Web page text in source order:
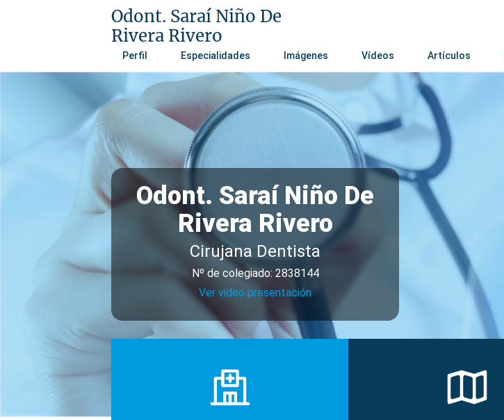
Odont. Saraí Niño De
Rivera Rivero
Perfil Especialidades Imágenes Vídeos Artículos
Odont. Saraí Niño De
Rivera Rivero
Cirujana Dentista
Nº de colegiado: 2838144
Ver video presentación